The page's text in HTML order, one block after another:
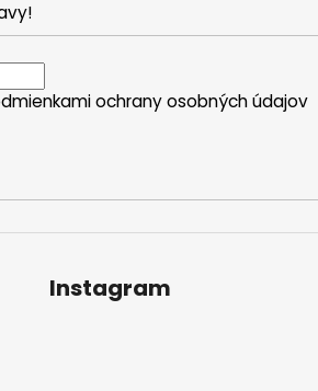
ochrany osobných údajov
Instagram